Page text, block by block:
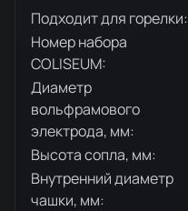
Подходит для горелки:
Номер набора
COLISEUM:
Диаметр
вольфрамового
электрода, мм:
Высота сопла, мм:
Внутренний диаметр
чашки, мм: